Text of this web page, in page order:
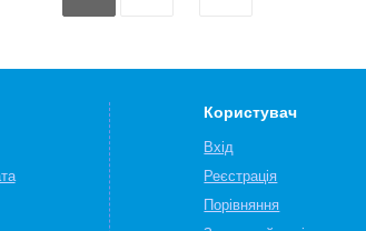
Користувач
Вхід
Реєстрація
Порівняння